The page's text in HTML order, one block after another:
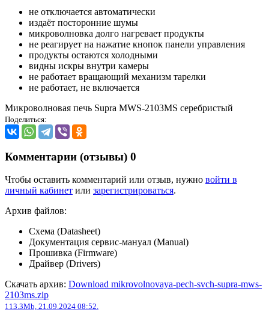
не отключается автоматически
издаёт посторонние шумы
микроволновка долго нагревает продукты
не реагирует на нажатие кнопок панели управления
продукты остаются холодными
видны искры внутри камеры
не работает вращающий механизм тарелки
не работает, не включается
Микроволновая печь Supra MWS-2103MS серебристый
Поделиться:
Комментарии (отзывы) 0
Чтобы оставить комментарий или отзыв, нужно войти в
личный кабинет или зарегистрироваться.
Архив файлов:
Схема (Datasheet)
Документация сервис-мануал (Manual)
Прошивка (Firmware)
Драйвер (Drivers)
Скачать архив: Download mikrovolnovaya-pech-svch-supra-mws-
2103ms.zip
113.3Mb, 21.09.2024 08:52.